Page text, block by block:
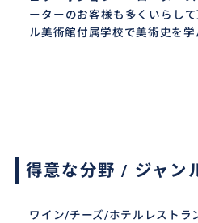
ーターのお客様も多くいらし
ル美術館付属学校で美術史を学
得意な分野 / ジャン
ワイン/チーズ/ホテルレストラ